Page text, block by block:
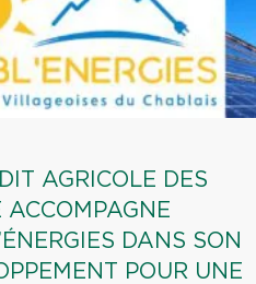
AGRICOLE DES
ACCOMPAGNE
DANS SON
POUR UNE